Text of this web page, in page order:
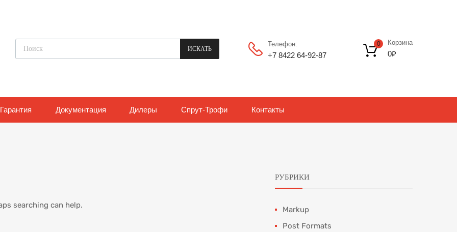
Поиск товаров
ИСКАТЬ
Телефон:
+7 8422 64‑92-87
Корзина
0₽
0
Гарантия Документация Дилеры Спрут-Трофи Контакты
searching can help.
РУБРИКИ
Markup
Post Formats